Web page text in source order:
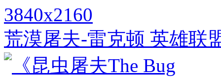
3840x2160
荒漠屠夫-雷克顿 英雄联